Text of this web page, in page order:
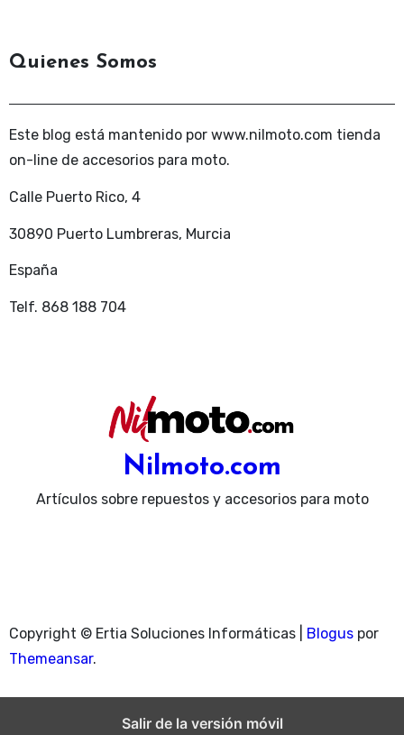
Quienes Somos
Este blog está mantenido por www.nilmoto.com tienda
on-line de accesorios para moto.
Calle Puerto Rico, 4
30890 Puerto Lumbreras, Murcia
España
Telf. 868 188 704
Nilmoto.com
Artículos sobre repuestos y accesorios para moto
Copyright © Ertia Soluciones Informáticas Bloguspor
Themeansar.
Salir de la versión móvil